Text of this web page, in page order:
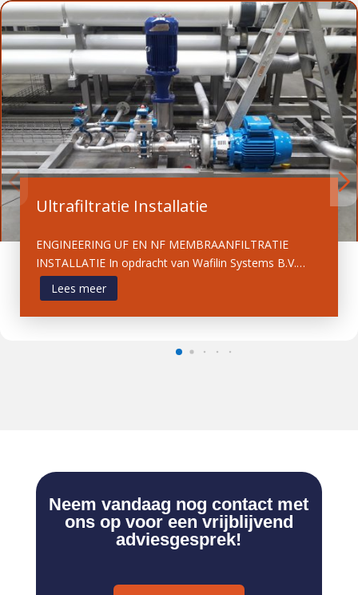
Ultrafiltratie Installatie
ENGINEERING UF EN NF MEMBRAANFILTRATIE
INSTALLATIE In opdracht van Wafilin Systems B.V.…
Lees meer
Neem vandaag nog contact met
ons op voor een vrijblijvend
adviesgesprek!